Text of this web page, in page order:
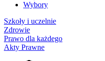
Wybory
Szkoły i uczelnie
Zdrowie
Prawo dla każdego
Akty Prawne